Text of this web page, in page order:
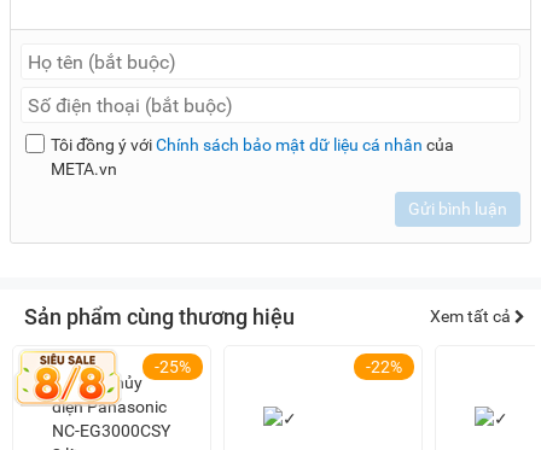
Tôi đồng ý vớiChính sách bảo mật dữ liệu cá nhân của
META.vn
Gửi bình luận
Sản phẩm cùng thương hiệu Xem tất cả
-25% -22%